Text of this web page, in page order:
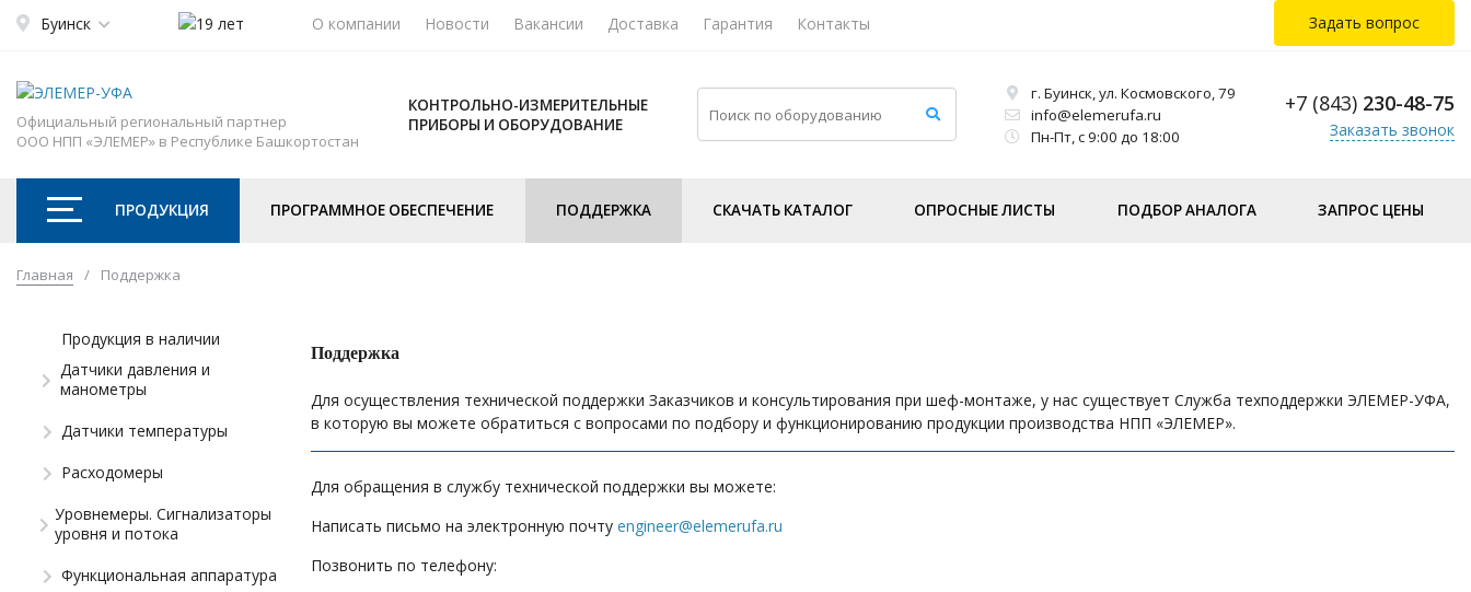
Буинск О компании Новости Вакансии Доставка Гарантия Контакты Задать вопрос
Официальный региональный партнер
ООО НПП «ЭЛЕМЕР» в Республике Башкортостан
КОНТРОЛЬНО-ИЗМЕРИТЕЛЬНЫЕ
ПРИБОРЫ И ОБОРУДОВАНИЕ
г. Буинск, ул. Космовского, 79
info@elemerufa.ru
Пн-Пт, с 9:00 до 18:00
+7 (843) 230-48-75
Заказать звонок
ПРОДУКЦИЯ ПРОГРАММНОЕ ОБЕСПЕЧЕНИЕ ПОДДЕРЖКА СКАЧАТЬ КАТАЛОГ ОПРОСНЫЕ ЛИСТЫ ПОДБОР АНАЛОГА ЗАПРОС ЦЕНЫ
Главная / Поддержка
Продукция в наличии
Датчики давления и
манометры
Датчики температуры
Расходомеры
Уровнемеры. Сигнализаторы
уровня и потока
Функциональная аппаратура
Поддержка
Для осуществления технической поддержки Заказчиков и консультирования при шеф-монтаже, у нас существует Служба техподдержки ЭЛЕМЕР-УФА,
в которую вы можете обратиться с вопросами по подбору и функционированию продукции производства НПП «ЭЛЕМЕР».
Для обращения в службу технической поддержки вы можете:
Написать письмо на электронную почту engineer@elemerufa.ru
Позвонить по телефону: